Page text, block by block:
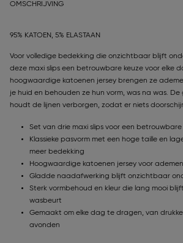
OMSCHRIJVING
95% KATOEN, 5% ELASTAAN
Voor volledige bedekking die onzichtbaar blijft
deze maxi slips een betrouwbare keuze voor elke
hoogwaardige katoenen jersey brengen ze
je huid en behouden ze hun vorm, was na was.
houdt de lijnen verborgen, zodat er niets
Set van drie maxi slips voor een betrouwbare
Klassieke pasvorm met een hoge taille en
meer bedekking
Hoogwaardige katoenen jersey voor
Gladde naadafwerking blijft onzichtbaar
Sterk vormbehoud en kleur die lang mooi
wasbeurt
Gemaakt om elke dag te dragen, van
avonden